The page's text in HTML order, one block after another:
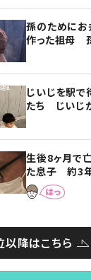
孫のためにお
作った祖母
じいじを駅で
たち じいじ
まらない」「
れる」
生後8ヶ月で
た息子 約3
後、当時の妻
に書いてあっ
以降はこちら